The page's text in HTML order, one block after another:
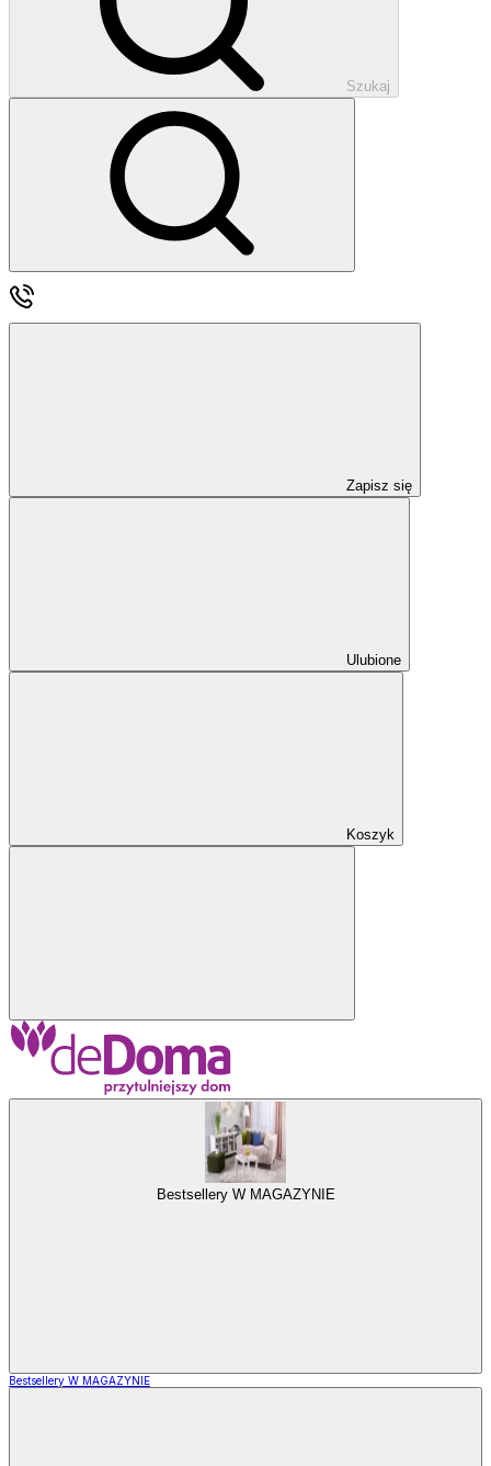
Szukaj
Zapisz się
Ulubione
Koszyk
Bestsellery W MAGAZYNIE
Bestsellery W MAGAZYNIE